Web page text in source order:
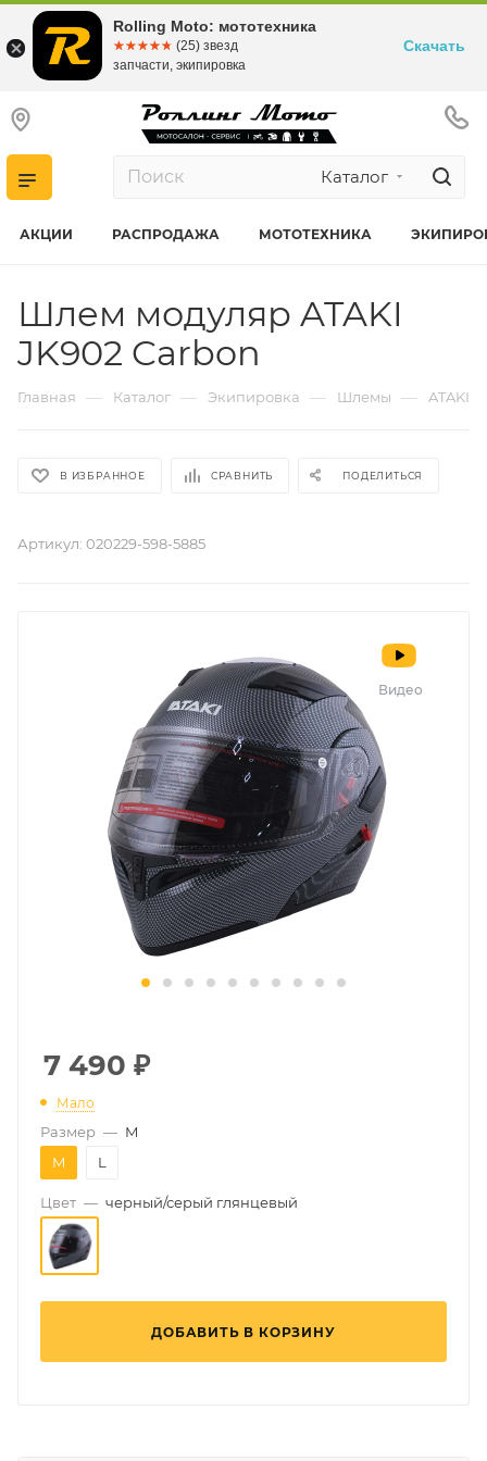
Каталог
АКЦИИ РАСПРОДАЖА МОТОТЕХНИКА
Шлем модуляр ATAKI
JK902 Carbon
Главная — Каталог — Экипировка — Шлемы — ATAKI
В ИЗБРАННОЕ СРАВНИТЬ ПОДЕЛИТЬСЯ
Артикул: 020229-598-5885
Видео
7 490 ₽
Мало
Размер — M
M
L
Цвет — черный/серый глянцевый
ДОБАВИТЬ В КОРЗИНУ
Rolling Moto: мототехника
☆☆☆☆☆
★★★★★ (25) звезд
запчасти, экипировка
Скачать